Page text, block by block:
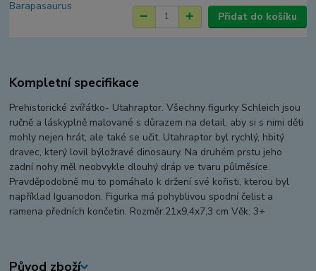
Přidat do košíku
Kompletní specifikace
Prehistorické zvířátko- Utahraptor. Všechny figurky Schleich jsou
ručně a láskyplně malované s důrazem na detail, aby si s nimi děti
mohly nejen hrát, ale také se učit. Utahraptor byl rychlý, hbitý
dravec, který lovil býložravé dinosaury. Na druhém prstu jeho
zadní nohy měl neobvykle dlouhý dráp ve tvaru půlměsíce.
Pravděpodobně mu to pomáhalo k držení své kořisti, kterou byl
například Iguanodon. Figurka má pohyblivou spodní čelist a
ramena předních končetin. Rozměr:21x9,4x7,3 cm Věk: 3+
Původ zboží